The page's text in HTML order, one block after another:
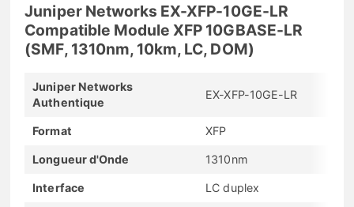
Juniper Networks EX-XFP-10GE-LR
Compatible Module XFP 10GBASE-LR
(SMF, 1310nm, 10km, LC, DOM)
Juniper Networks
Authentique
EX-XFP-10GE-LR
Format XFP
Longueur d'Onde 1310nm
Interface LC duplex